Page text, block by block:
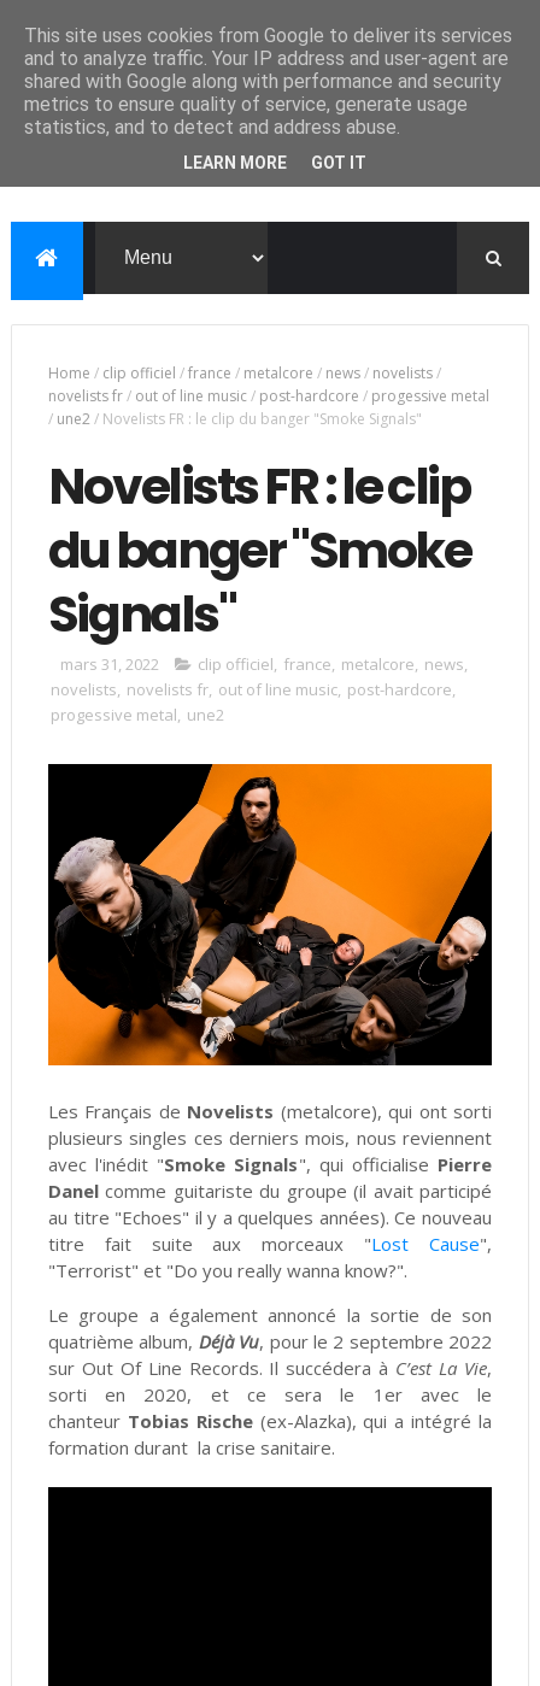
Home / clip officiel /france / metalcore / news/ novelists/
novelists fr/ out of line music/ post-hardcore / progessive metal
/ une2/ Novelists FR : le clip du banger "Smoke Signals"
Novelists FR : le clip
du banger "Smoke
Signals"
mars 31, 2022 clip officiel, france, metalcore, news,
novelists, novelists fr, out of line music, post-hardcore,
progessive metal, une2
Les Français de Novelists (metalcore), qui ont sorti
plusieurs singles ces derniers mois, nous reviennent
avec l'inédit "Smoke Signals", qui officialise Pierre
Danelcomme guitariste du groupe (il avait participé
au titre "Echoes" il y a quelques années). Ce nouveau
titre fait suite aux morceaux "Lost Cause",
"Terrorist" et "Do you really wanna know?".
Le groupe a également annoncé la sortie de son
quatrième album, Déjà Vu, pour le 2 septembre 2022
sur Out Of Line Records. Il succédera à C’est La Vie,
sorti en 2020, et ce sera le 1er avec le
chanteur Tobias Rische(ex-Alazka), qui a intégré la
formation durant la crise sanitaire.
This site uses cookies from Google to deliver its services
and to analyze traffic. Your IP address and user-agent are
shared with Google along with performance and security
metrics to ensure quality of service, generate usage
statistics, and to detect and address abuse.
LEARN MORE GOT IT